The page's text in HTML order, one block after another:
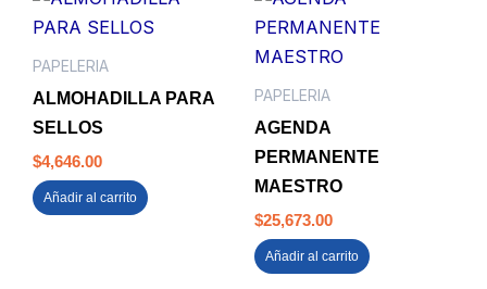
PAPELERIA
ALMOHADILLA PARA
SELLOS
$4,646.00
Añadir al carrito
PAPELERIA
AGENDA
PERMANENTE
MAESTRO
$25,673.00
Añadir al carrito